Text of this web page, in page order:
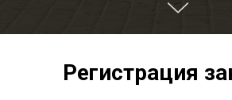
Регистрация